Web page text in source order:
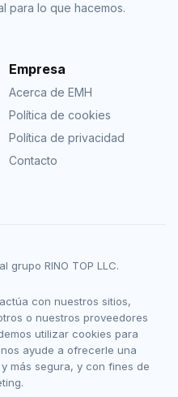
para lo que hacemos.
Empresa
Acerca de EMH
Política de cookies
Política de privacidad
Contacto
grupo RINO TOP LLC.
con nuestros sitios,
o nuestros proveedores
utilizar cookies para
ayude a ofrecerle una
más segura, y con fines de